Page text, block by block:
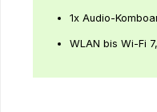
1x Audio-
WLAN bis Wi-Fi